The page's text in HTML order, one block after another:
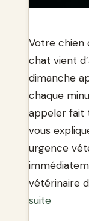
Votre chien
chat vient
dimanche
chaque
appeler fait
vous
urgence
vétérinaire
suite